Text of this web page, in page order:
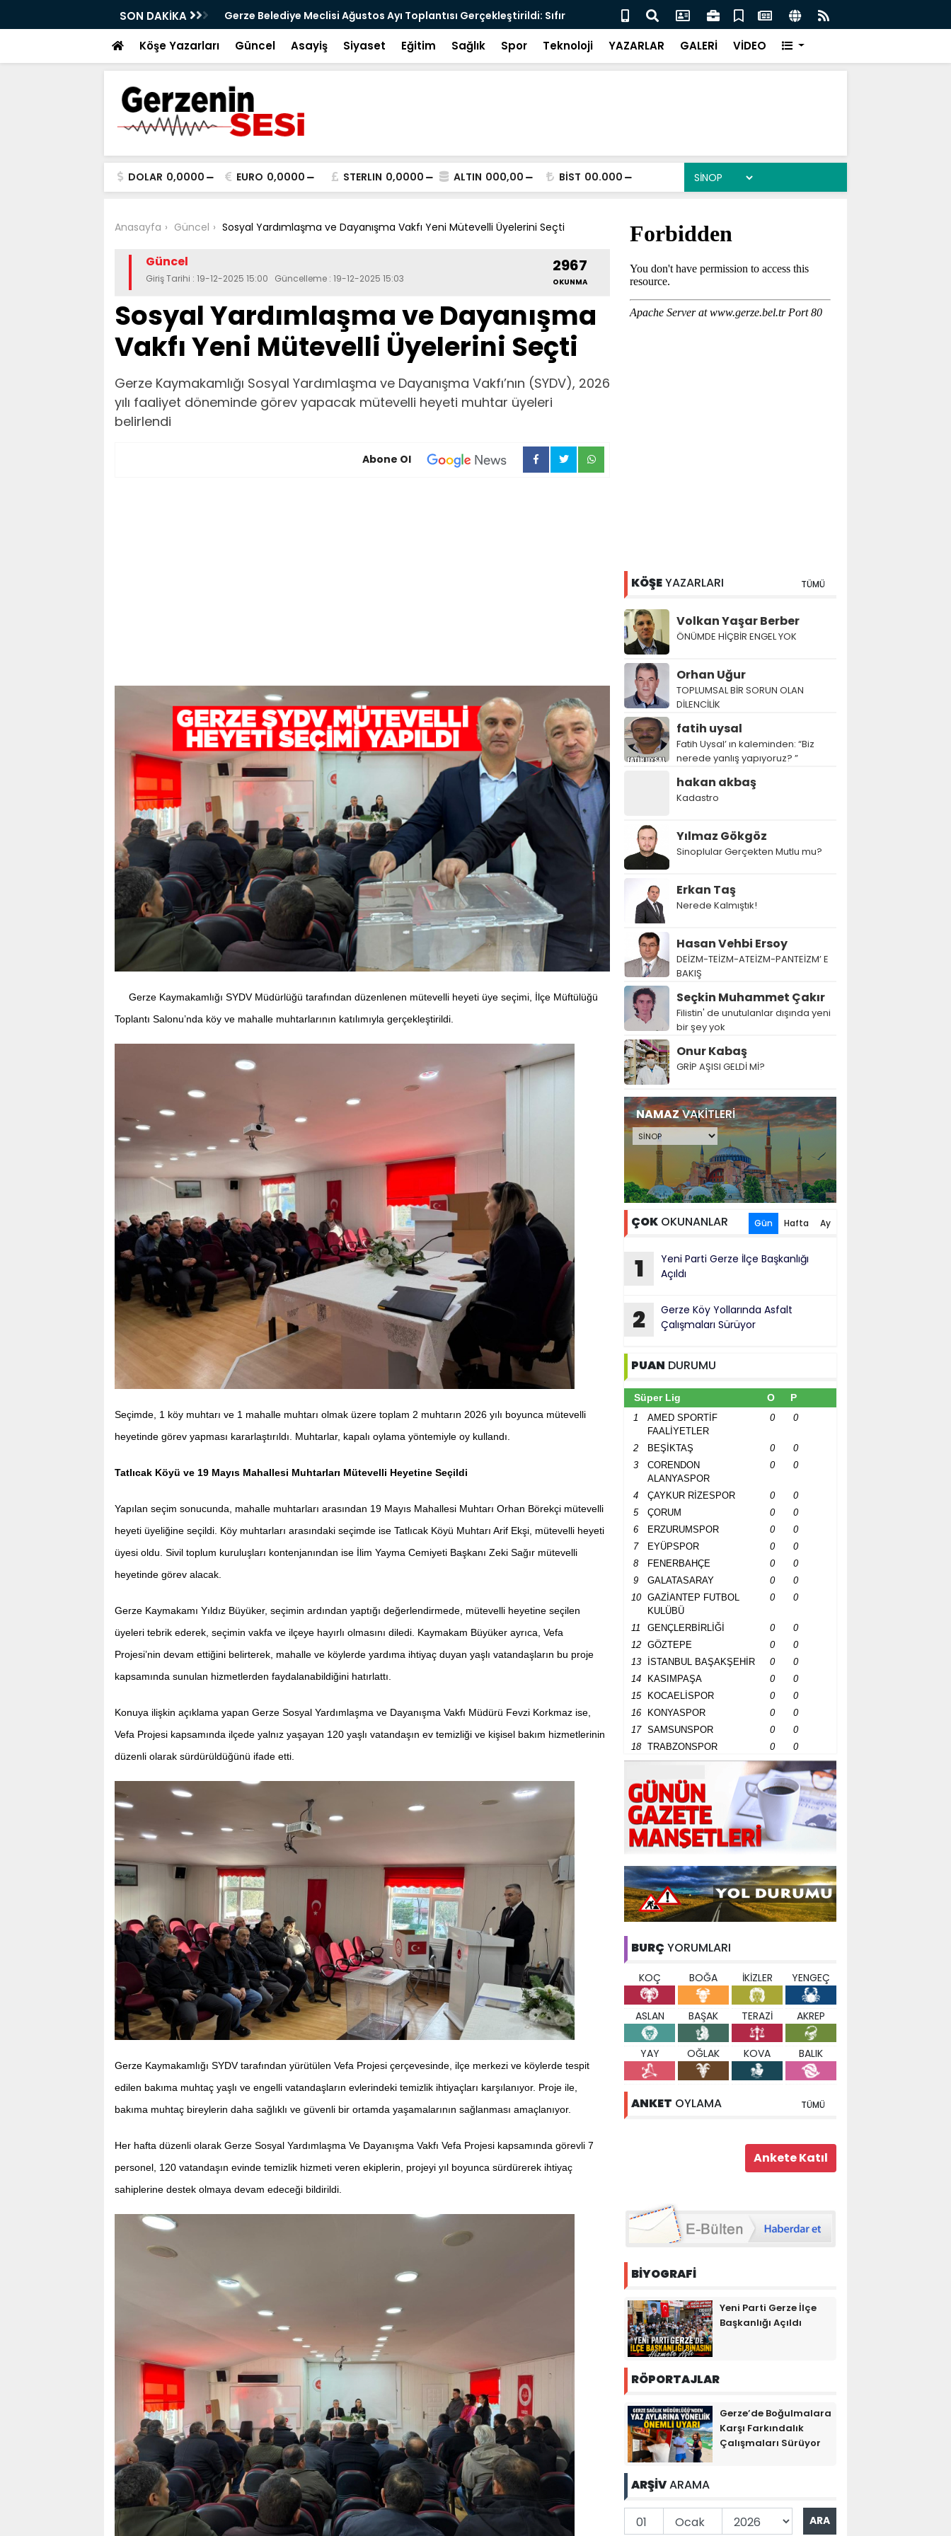
SON DAKİKA
Gerze Belediye Meclisi Ağustos Ayı Toplantısı Gerçekleştirildi: Sıfır
Atık Projesi Meclisten Geçti
İçişleri Bakanı Çiftçi Sinop’a Geliyor
Köşe Yazarları Güncel Asayiş Siyaset Eğitim Sağlık Spor Teknoloji YAZARLAR GALERİ VİDEO
DOLAR 0,0000 EURO 0,0000 STERLIN 0,0000 ALTIN 000,00 BİST 00.000
Anasayfa Güncel Sosyal Yardımlaşma ve Dayanışma Vakfı Yeni Mütevelli Üyelerini Seçti
Güncel
Giriş Tarihi : 19-12-2025 15:00 Güncelleme : 19-12-2025 15:03
2967
OKUNMA
Sosyal Yardımlaşma ve Dayanışma
Vakfı Yeni Mütevelli Üyelerini Seçti
Gerze Kaymakamlığı Sosyal Yardımlaşma ve Dayanışma Vakfı’nın (SYDV), 2026
yılı faaliyet döneminde görev yapacak mütevelli heyeti muhtar üyeleri
belirlendi
Abone Ol
Gerze Kaymakamlığı SYDV Müdürlüğü tarafından düzenlenen mütevelli heyeti üye seçimi, İlçe Müftülüğü
Toplantı Salonu’nda köy ve mahalle muhtarlarının katılımıyla gerçekleştirildi.
Seçimde, 1 köy muhtarı ve 1 mahalle muhtarı olmak üzere toplam 2 muhtarın 2026 yılı boyunca mütevelli
heyetinde görev yapması kararlaştırıldı. Muhtarlar, kapalı oylama yöntemiyle oy kullandı.
Tatlıcak Köyü ve 19 Mayıs Mahallesi Muhtarları Mütevelli Heyetine Seçildi
Yapılan seçim sonucunda, mahalle muhtarları arasından 19 Mayıs Mahallesi Muhtarı Orhan Börekçi mütevelli
heyeti üyeliğine seçildi. Köy muhtarları arasındaki seçimde ise Tatlıcak Köyü Muhtarı Arif Ekşi, mütevelli heyeti
üyesi oldu. Sivil toplum kuruluşları kontenjanından ise İlim Yayma Cemiyeti Başkanı Zeki Sağır mütevelli
heyetinde görev alacak.
Gerze Kaymakamı Yıldız Büyüker, seçimin ardından yaptığı değerlendirmede, mütevelli heyetine seçilen
üyeleri tebrik ederek, seçimin vakfa ve ilçeye hayırlı olmasını diledi. Kaymakam Büyüker ayrıca, Vefa
Projesi’nin devam ettiğini belirterek, mahalle ve köylerde yardıma ihtiyaç duyan yaşlı vatandaşların bu proje
kapsamında sunulan hizmetlerden faydalanabildiğini hatırlattı.
Konuya ilişkin açıklama yapan Gerze Sosyal Yardımlaşma ve Dayanışma Vakfı Müdürü Fevzi Korkmaz ise,
Vefa Projesi kapsamında ilçede yalnız yaşayan 120 yaşlı vatandaşın ev temizliği ve kişisel bakım hizmetlerinin
düzenli olarak sürdürüldüğünü ifade etti.
Gerze Kaymakamlığı SYDV tarafından yürütülen Vefa Projesi çerçevesinde, ilçe merkezi ve köylerde tespit
edilen bakıma muhtaç yaşlı ve engelli vatandaşların evlerindeki temizlik ihtiyaçları karşılanıyor. Proje ile,
bakıma muhtaç bireylerin daha sağlıklı ve güvenli bir ortamda yaşamalarının sağlanması amaçlanıyor.
Her hafta düzenli olarak Gerze Sosyal Yardımlaşma Ve Dayanışma Vakfı Vefa Projesi kapsamında görevli 7
personel, 120 vatandaşın evinde temizlik hizmeti veren ekiplerin, projeyi yıl boyunca sürdürerek ihtiyaç
sahiplerine destek olmaya devam edeceği bildirildi.
KÖŞEYAZARLARI TÜMÜ
Volkan Yaşar Berber
ÖNÜMDE HİÇBİR ENGEL YOK
Orhan Uğur
TOPLUMSAL BİR SORUN OLAN
DİLENCİLİK
fatih uysal
Fatih Uysal’ ın kaleminden: “Biz
nerede yanlış yapıyoruz? ”
hakan akbaş
Kadastro
Yılmaz Gökgöz
Sinoplular Gerçekten Mutlu mu?
Erkan Taş
Nerede Kalmıştık!
Hasan Vehbi Ersoy
DEİZM-TEİZM-ATEİZM-PANTEİZM’ E
BAKIŞ
Seçkin Muhammet Çakır
Filistin' de unutulanlar dışında yeni
bir şey yok
Onur Kabaş
GRİP AŞISI GELDİ Mİ?
NAMAZVAKİTLERİ
ÇOK OKUNANLAR Gün Hafta Ay
1
Yeni Parti Gerze İlçe Başkanlığı
Açıldı
2
Gerze Köy Yollarında Asfalt
Çalışmaları Sürüyor
PUAN DURUMU
Süper Lig O P
1
AMED SPORTİF
FAALİYETLER
0 0
2 BEŞİKTAŞ 0
0
3
CORENDON
ALANYASPOR
0 0
4 ÇAYKUR RİZESPOR 0
0
5
ÇORUM 0
0
6
ERZURUMSPOR 0
0
7
EYÜPSPOR 0
0
8
FENERBAHÇE 0
0
9
GALATASARAY 0
0
10
GAZİANTEP FUTBOL
KULÜBÜ
0 0
11 GENÇLERBİRLİĞİ 0
0
12
GÖZTEPE 0
0
13
İSTANBUL BAŞAKŞEHİR 0
0
14
KASIMPAŞA 0
0
15
KOCAELİSPOR 0
0
16
KONYASPOR 0
0
17
SAMSUNSPOR 0
0
18
TRABZONSPOR 0 0
BURÇ YORUMLARI
KOÇ BOĞA İKİZLER YENGEÇ
ASLAN BAŞAK TERAZİ AKREP
YAY OĞLAK KOVA BALIK
ANKET OYLAMA TÜMÜ
BİYOGRAFİ
Yeni Parti Gerze İlçe
Başkanlığı Açıldı
RÖPORTAJLAR
Gerze’de Boğulmalara
Karşı Farkındalık
Çalışmaları Sürüyor
ARŞİVARAMA